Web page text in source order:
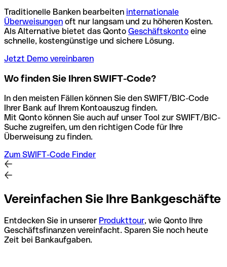
Traditionelle Banken bearbeiten internationale
Überweisungen oft nur langsam und zu höheren Kosten.
Als Alternative bietet das Qonto Geschäftskonto eine
schnelle, kostengünstige und sichere Lösung.
Jetzt Demo vereinbaren
Wo finden Sie Ihren SWIFT-Code?
In den meisten Fällen können Sie den SWIFT/BIC-Code
Ihrer Bank auf Ihrem Kontoauszug finden.
Mit Qonto können Sie auch auf unser Tool zur SWIFT/BIC-
Suche zugreifen, um den richtigen Code für Ihre
Überweisung zu finden.
Zum SWIFT-Code Finder
Vereinfachen Sie Ihre Bankgeschäfte
Entdecken Sie in unserer Produkttour, wie Qonto Ihre
Geschäftsfinanzen vereinfacht. Sparen Sie noch heute
Zeit bei Bankaufgaben.